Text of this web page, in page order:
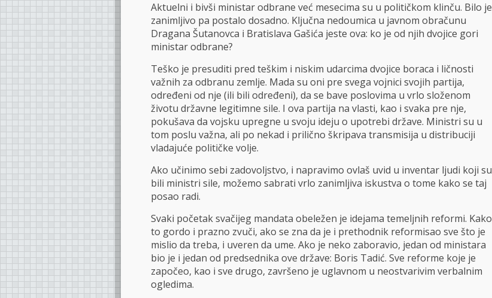
Aktuelni i bivši ministar odbrane već mesecima su u političkom klinču. Bilo je
zanimljivo pa postalo dosadno. Ključna nedoumica u javnom obračunu
Dragana Šutanovca i Bratislava Gašića jeste ova: ko je od njih dvojice gori
ministar odbrane?
Teško je presuditi pred teškim i niskim udarcima dvojice boraca i ličnosti
važnih za odbranu zemlje. Mada su oni pre svega vojnici svojih partija,
određeni od nje (ili bili određeni), da se bave poslovima u vrlo složenom
životu državne legitimne sile. I ova partija na vlasti, kao i svaka pre nje,
pokušava da vojsku upregne u svoju ideju o upotrebi države. Ministri su u
tom poslu važna, ali po nekad i prilično škripava transmisija u distribuciji
vladajuće političke volje.
Ako učinimo sebi zadovoljstvo, i napravimo ovlaš uvid u inventar ljudi koji su
bili ministri sile, možemo sabrati vrlo zanimljiva iskustva o tome kako se taj
posao radi.
Svaki početak svačijeg mandata obeležen je idejama temeljnih reformi. Kako
to gordo i prazno zvuči, ako se zna da je i prethodnik reformisao sve što je
mislio da treba, i uveren da ume. Ako je neko zaboravio, jedan od ministara
bio je i jedan od predsednika ove države: Boris Tadić. Sve reforme koje je
započeo, kao i sve drugo, završeno je uglavnom u neostvarivim verbalnim
ogledima.